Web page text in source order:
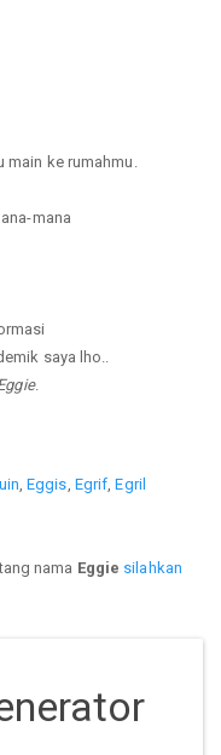
main ke rumahmu.
mana
saya lho..
.
,Eggis Egrif ,Egril
nama Eggie silahkan